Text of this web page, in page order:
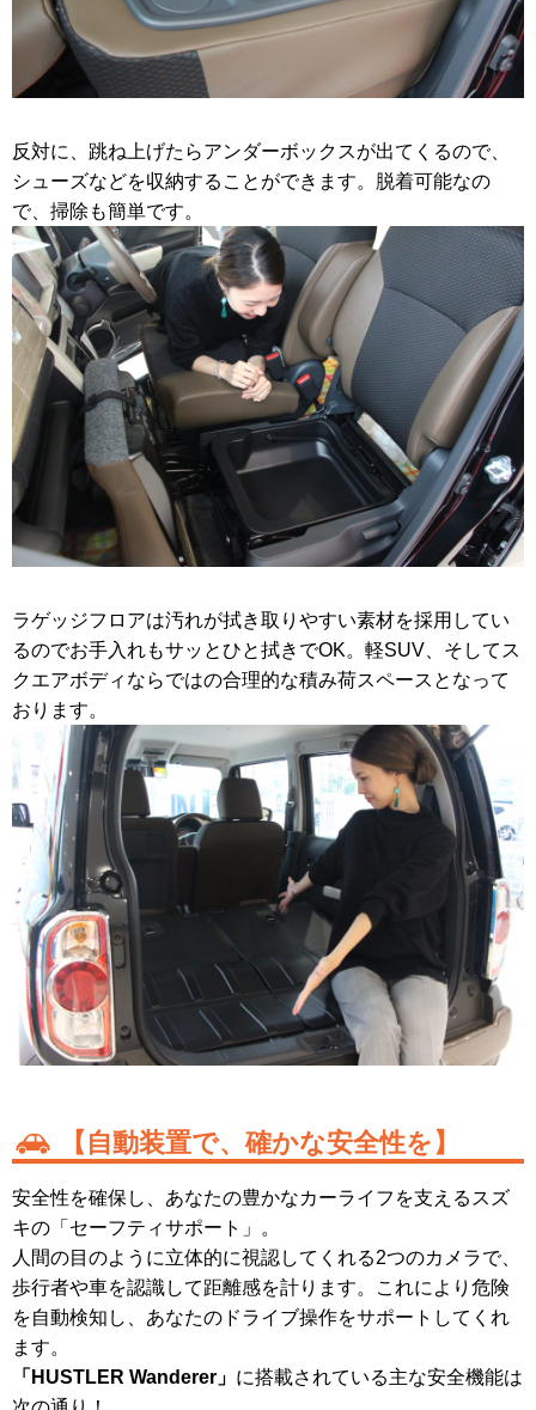
反対に、跳ね上げたらアンダーボックスが出てくるので、
シューズなどを収納することができます。脱着可能なの
で、掃除も簡単です。
ラゲッジフロアは汚れが拭き取りやすい素材を採用してい
るのでお手入れもサッとひと拭きでOK。軽SUV、そしてス
クエアボディならではの合理的な積み荷スペースとなって
おります。
【自動装置で、確かな安全性を】
安全性を確保し、あなたの豊かなカーライフを支えるスズ
キの「セーフティサポート」。
人間の目のように立体的に視認してくれる2つのカメラで、
歩行者や車を認識して距離感を計ります。これにより危険
を自動検知し、あなたのドライブ操作をサポートしてくれ
ます。
「HUSTLER Wanderer」 に搭載されている主な安全機能は